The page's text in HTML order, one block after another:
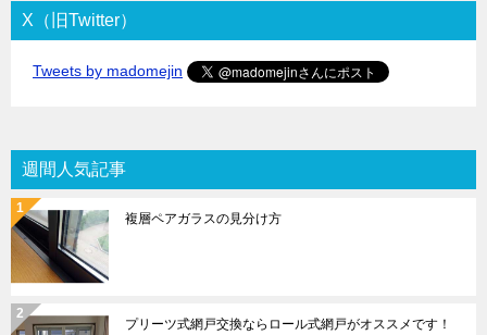
X（旧Twitter）
Tweets by madomejin
週間人気記事
複層ペアガラスの見分け方
プリーツ式網戸交換ならロール式網戸がオススメです！